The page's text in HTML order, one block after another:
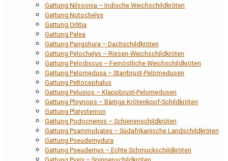
Gattung Nilssonia – Indische Weichschildkröten
Gattung Notochelys
Gattung Orlitia
Gattung Palea
Gattung Pangshura – Dachschildkröten
Gattung Pelochelys – Riesen-Weichschildkröten
Gattung Pelodiscus – Fernöstliche Weichschildkröten
Gattung Pelomedusa – Starrbrust-Pelomedusen
Gattung Peltocephalus
Gattung Pelusios – Klappbrust-Pelomedusen
Gattung Phrynops – Bärtige Krötenkopf-Schildkröten
Gattung Platysternon
Gattung Podocnemis – Schienenschildkröten
Gattung Psammobates – Südafrikanische Landschildkröten
Gattung Pseudemydura
Gattung Pseudemys – Echte Schmuckschildkröten